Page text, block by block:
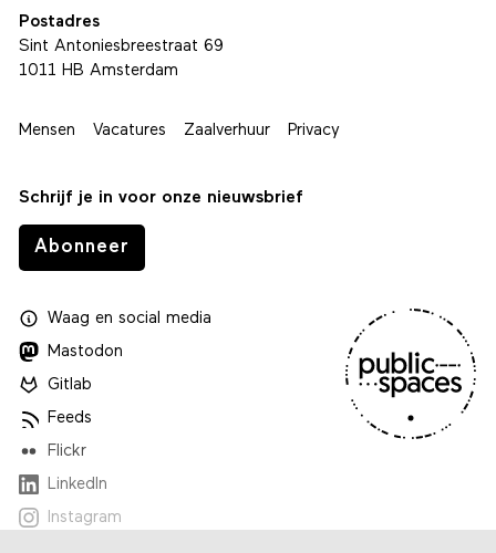
Postadres
Sint Antoniesbreestraat 69
1011 HB Amsterdam
Mensen Vacatures Zaalverhuur Privacy
Schrijf je in voor onze nieuwsbrief
Abonneer
Waagen social media
Mastodon
Gitlab
Feeds
Flickr
LinkedIn
Instagram